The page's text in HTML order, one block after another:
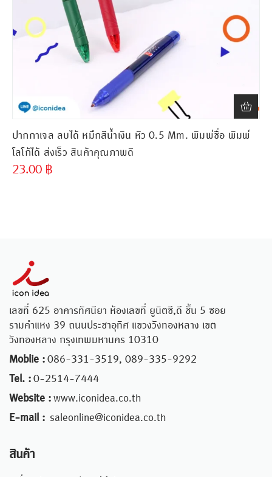
ปากกาเจล ลบได้ หมึกสีน้ำเงิน หัว 0.5 Mm. พิมพ์ชื่อ พิมพ์
โลโก้ได้ ส่งเร็ว สินค้าคุณภาพดี
23.00 ฿
เลขที่ 625 อาคารทัศนียา ห้องเลขที่ ยูนิตซี,ดี ชั้น 5 ซอย
รามคำแหง 39 ถนนประชาอุทิศ แขวงวังทองหลาง เขต
วังทองหลาง กรุงเทพมหานคร 10310
Moblie :086-331-3519, 089-335-9292
Tel. :0-2514-7444
Website :www.iconidea.co.th
E-mail : saleonline@iconidea.co.th
สินค้า